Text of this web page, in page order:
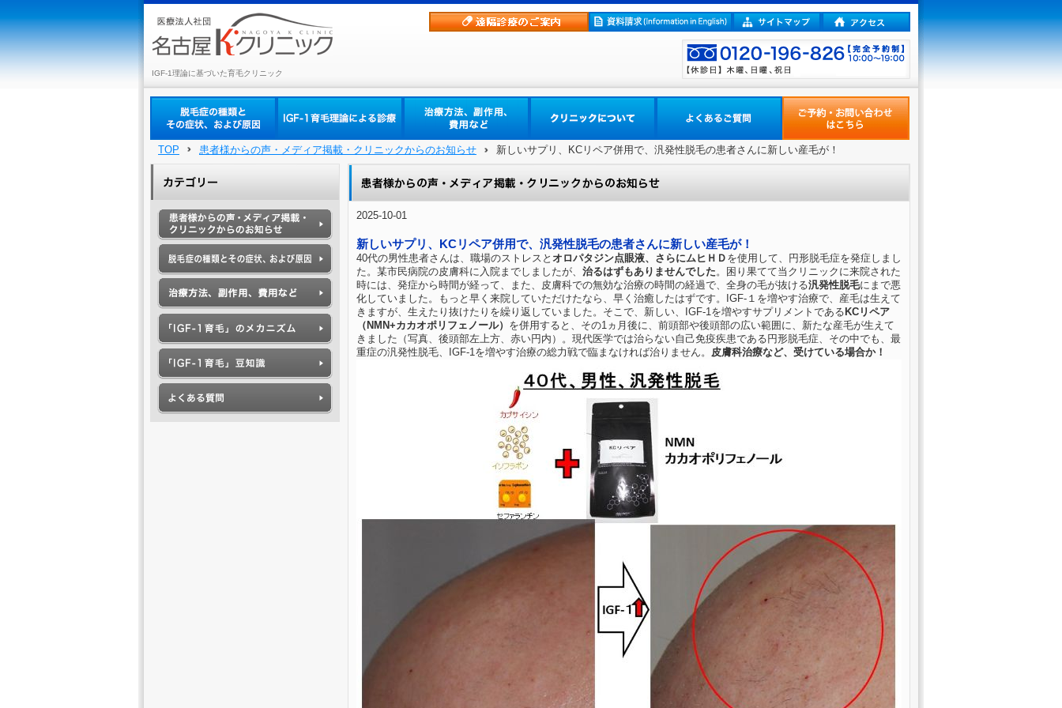
IGF-1理論に基づいた育毛クリニック
TOP 患者様からの声・メディア掲載・クリニックからのお知らせ 新しいサプリ、KCリペア併用で、汎発性脱毛の患者さんに新しい産毛が！
2025-10-01
新しいサプリ、KCリペア併用で、汎発性脱毛の患者さんに新しい産毛が！
40代の男性患者さんは、職場のストレスと オロパタジン点眼液、さらにムヒＨＤ を使用して、円形脱毛症を発症しまし
た。某市民病院の皮膚科に入院までしましたが、 治るはずもありませんでした。困り果てて当クリニックに来院された
時には、発症から時間が経って、また、皮膚科での無効な治療の時間の経過で、全身の毛が抜ける汎発性脱毛にまで悪
化していました。もっと早く来院していただけたなら、早く治癒したはずです。IGF-１を増やす治療で、産毛は生えて
きますが、生えたり抜けたりを繰り返していました。そこで、新しい、IGF-1を増やすサプリメントである KCリペア
（NMN+カカオポリフェノール） を併用すると、その1ヵ月後に、前頭部や後頭部の広い範囲に、新たな産毛が生えて
きました（写真、後頭部左上方、赤い円内）。現代医学では治らない自己免疫疾患である円形脱毛症、その中でも、最
重症の汎発性脱毛、IGF-1を増やす治療の総力戦で臨まなければ治りません。 皮膚科治療など、受けている場合か！